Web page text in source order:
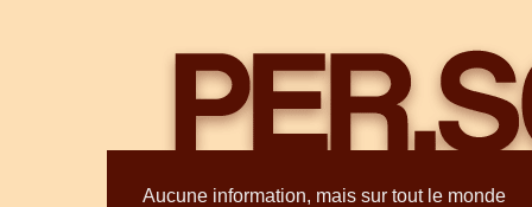
Aucune information, mais sur tout le monde